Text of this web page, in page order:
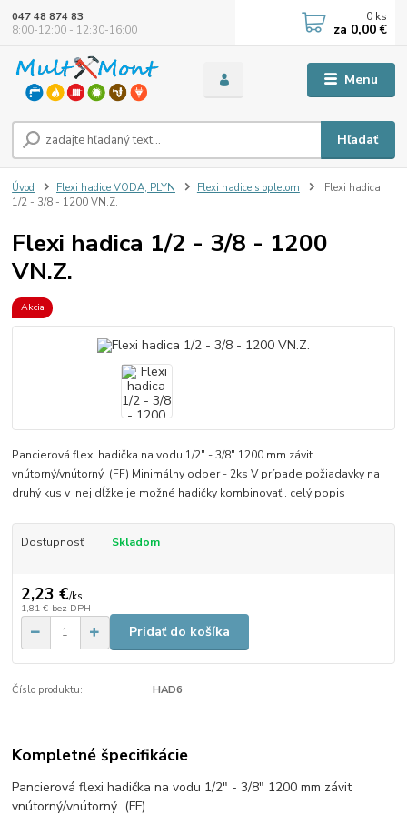
Menu
Hľadať
047 48 874 83
8:00-12:00 - 12:30-16:00
0 ks
za 0,00 €
Úvod Flexi hadice VODA, PLYN Flexi hadice s opletom
Flexi hadica
1/2 - 3/8 - 1200 VN.Z.
Flexi hadica 1/2 - 3/8 - 1200
VN.Z.
Akcia
Pancierová flexi hadička na vodu 1/2″ - 3/8″ 1200 mm závit
vnútorný/vnútorný (FF) Minimálny odber - 2ks V prípade požiadavky na
druhý kus v inej dĺžke je možné hadičky kombinovať . celý popis
Dostupnosť Skladom
2,23 €/ks
1,81 € bez DPH
Pridať do košíka
Číslo produktu: HAD6
Kompletné špecifikácie
Pancierová flexi hadička na vodu 1/2″ - 3/8″ 1200 mm závit
vnútorný/vnútorný (FF)